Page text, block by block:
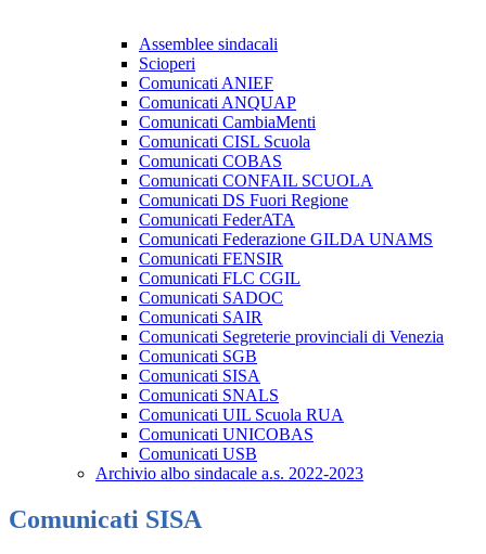
Assemblee sindacali
Scioperi
Comunicati ANIEF
Comunicati ANQUAP
Comunicati CambiaMenti
Comunicati CISL Scuola
Comunicati COBAS
Comunicati CONFAIL SCUOLA
Comunicati DS Fuori Regione
Comunicati FederATA
Comunicati Federazione GILDA UNAMS
Comunicati FENSIR
Comunicati FLC CGIL
Comunicati SADOC
Comunicati SAIR
Comunicati Segreterie provinciali di Venezia
Comunicati SGB
Comunicati SISA
Comunicati SNALS
Comunicati UIL Scuola RUA
Comunicati UNICOBAS
Comunicati USB
Archivio albo sindacale a.s. 2022-2023
Comunicati SISA